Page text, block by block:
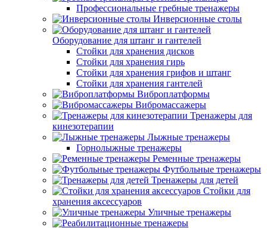
Профессиональные гребные тренажеры
Инверсионные столы
Оборудование для штанг и гантелей
Стойки для хранения дисков
Стойки для хранения гирь
Стойки для хранения грифов и штанг
Стойки для хранения гантелей
Виброплатформы
Вибромассажеры
Тренажеры для
кинезотерапии
Лыжные тренажеры
Горнолыжные тренажеры
Ременные тренажеры
Футбольные тренажеры
Тренажеры для детей
Стойки для
хранения аксессуаров
Уличные тренажеры